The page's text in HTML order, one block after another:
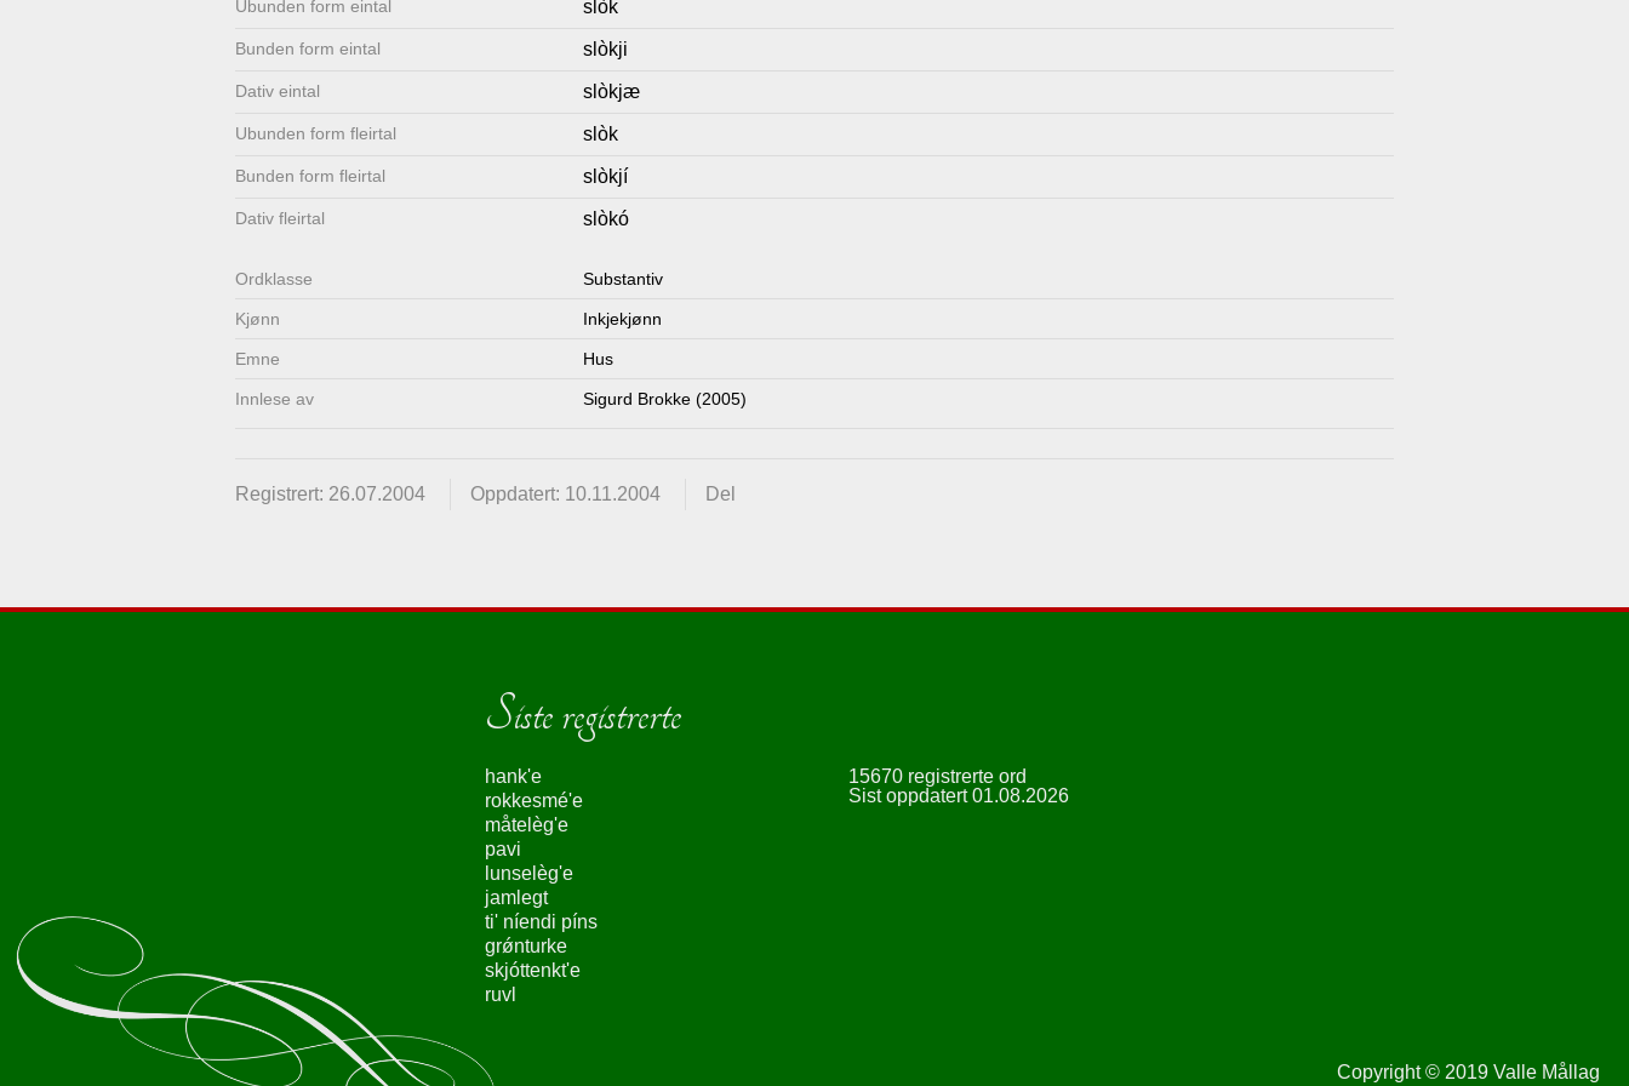
Ubunden form eintal slòk
Bunden form eintal slòkji
Dativ eintal slòkjæ
Ubunden form fleirtal slòk
Bunden form fleirtal slòkjí
Dativ fleirtal slòkó
Ordklasse Substantiv
Kjønn Inkjekjønn
Emne Hus
Innlese av Sigurd Brokke (2005)
Registrert: 26.07.2004 Oppdatert: 10.11.2004 Del
Siste registrerte
hank'e
rokkesmé'e
måtelèg'e
pavi
lunselèg'e
jamlegt
ti' níendi píns
grǿnturke
skjóttenkt'e
ruvl
15670 registrerte ord
Sist oppdatert 01.08.2026
Copyright © 2019 Valle Mållag